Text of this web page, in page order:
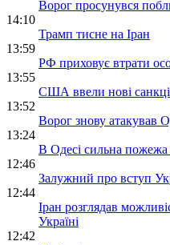
Ворог просунувся
14:10
Трамп тисне на Іран
13:59
РФ приховує втрати
13:55
США ввели нові
13:52
Ворог знову атакував
13:24
В Одесі сильна пожежа
12:46
Залужний про вступ
12:44
Іран розглядав
Україні
12:42